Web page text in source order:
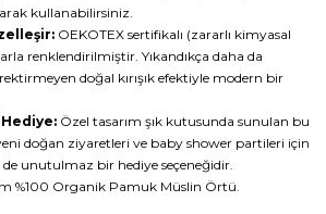
kullanabilirsiniz.
OEKOTEX sertifikalı (zararlı kimyasal
renklendirilmiştir. Yıkandıkça daha da
doğal kırışık efektiyle modern bir
Özel tasarım şık kutusunda sunulan bu
doğan ziyaretleri ve baby shower partileri için
de unutulmaz bir hediye seçeneğidir.
%100 Organik Pamuk Müslin Örtü.